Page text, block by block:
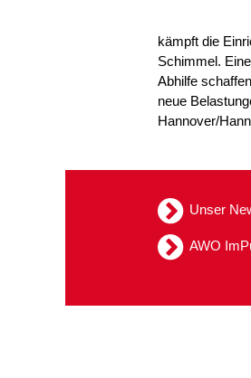
kämpft die
Schimmel.
Abhilfe
neue
Hannover/
Unser
AWO